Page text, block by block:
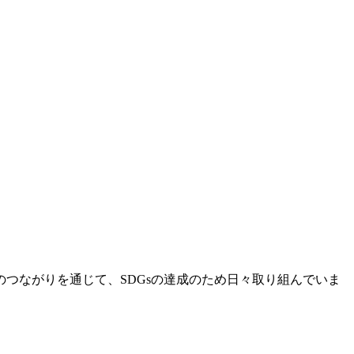
ながりを通じて、SDGsの達成のため日々取り組んでいま